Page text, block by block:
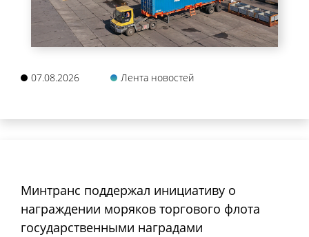
07.08.2026 Лента новостей
Минтранс поддержал инициативу о
награждении моряков торгового флота
государственными наградами